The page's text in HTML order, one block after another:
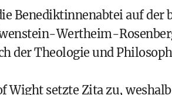
Benediktinnenabtei auf
Wertheim-
der Theologie und
Wight setzte Zita zu,